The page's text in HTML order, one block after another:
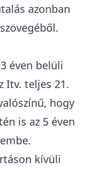
különbözetet
csak
lehet
kötelezett
vagy
meg a
általános